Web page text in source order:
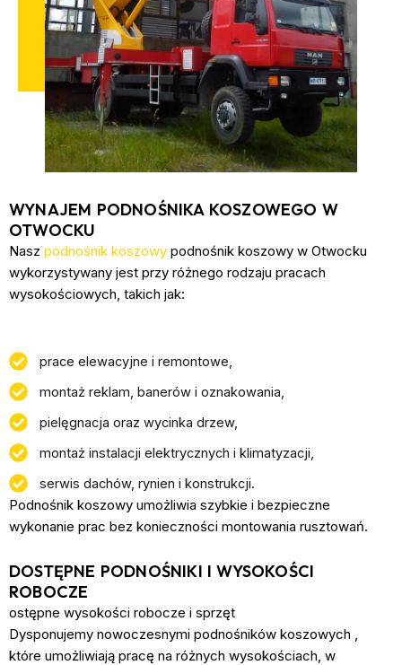
WYNAJEM PODNOŚNIKA KOSZOWEGO W
OTWOCKU
Nasz podnośnik koszowy podnośnik koszowy w Otwocku
wykorzystywany jest przy różnego rodzaju pracach
wysokościowych, takich jak:
prace elewacyjne i remontowe,
montaż reklam, banerów i oznakowania,
pielęgnacja oraz wycinka drzew,
montaż instalacji elektrycznych i klimatyzacji,
serwis dachów, rynien i konstrukcji.
Podnośnik koszowy umożliwia szybkie i bezpieczne
wykonanie prac bez konieczności montowania rusztowań.
DOSTĘPNE PODNOŚNIKI I WYSOKOŚCI
ROBOCZE
ostępne wysokości robocze i sprzęt
Dysponujemy nowoczesnymi podnośników koszowych ,
które umożliwiają pracę na różnych wysokościach, w